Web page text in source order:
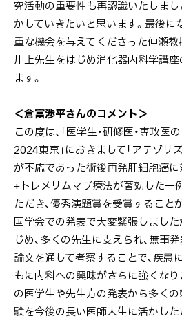
究活動の重要性も再認識いたしま
かしていきたいと思います。最後に
重な機会を与えてくださった仲瀬教
川上先生をはじめ消化器内科学講
ます。
＜倉富渉平さんのコメント＞
この度は、「医学生・研修医・専攻
2024東京」におきまして「アテゾリ
が不応であった術後再発肝細胞癌に
+トレメリムマブ療法が著効した一
ただき、優秀演題賞を受賞すること
国学会での発表で大変緊張しました
じめ、多くの先生に支えられ、無事
論文を通して考察することで、疾患
もに内科への興味がさらに強くなり
の医学生や先生方の発表から多く
験を今後の長い医師人生に活かした